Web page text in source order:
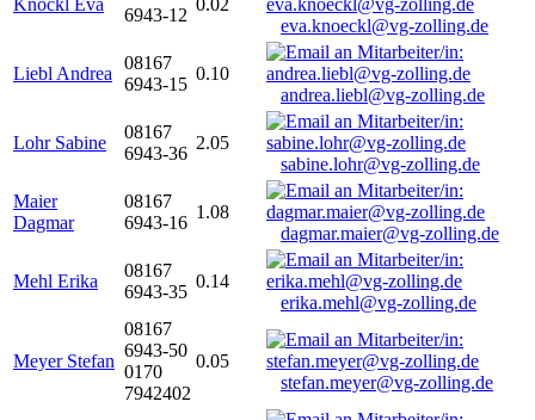
Knöckl Eva
6943-12
0.02
eva.knoeckl@vg-zolling.de
Liebl Andrea
08167
6943-15
0.10
andrea.liebl@vg-zolling.de
Lohr Sabine
08167
6943-36
2.05
sabine.lohr@vg-zolling.de
Maier
Dagmar
08167
6943-16
1.08
dagmar.maier@vg-zolling.de
Mehl Erika
08167
6943-35
0.14
erika.mehl@vg-zolling.de
Meyer Stefan
08167
6943-50
0170
7942402
0.05
stefan.meyer@vg-zolling.de